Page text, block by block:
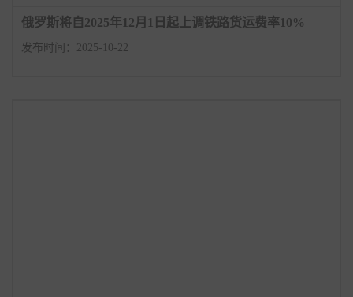
俄罗斯将自2025年12月1日起上调铁路货运费率10%
发布时间：2025-10-22